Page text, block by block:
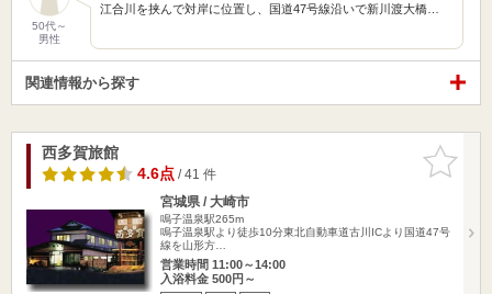
50代～
男性
江合川を挟んで対岸に位置し、国道47号線沿いで新川渡大橋…
関連情報から探す
お気に入
りに追加
西多賀旅館
4.6点/ 41 件
宮城県 / 大崎市
鳴子温泉駅265m
鳴子温泉駅より徒歩10分東北自動車道古川ICより国道47号
線を山形方…
営業時間 11:00～14:00
入浴料金 500円～